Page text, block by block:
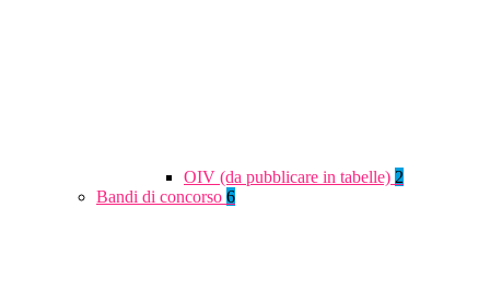
OIV (da pubblicare in tabelle) 2
Bandi di concorso 6